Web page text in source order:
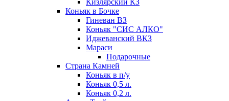
Кизлярский КЗ
Коньяк в Бочке
Гиневан ВЗ
Коньяк "СИС АЛКО"
Иджеванский ВКЗ
Мараси
Подарочные
Страна Камней
Коньяк в п/у
Коньяк 0,5 л.
Коньяк 0,2 л.